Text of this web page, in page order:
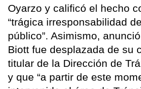
Oyarzo y calificó el hecho
“trágica irresponsabilidad
público”. Asimismo,
Biott fue desplazada de su
titular de la Dirección de
y que “a partir de este